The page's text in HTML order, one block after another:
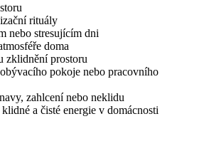
rituály
nebo stresujícím dni
doma
zklidnění prostoru
pokoje nebo pracovního
zahlcení nebo neklidu
a čisté energie v domácnosti